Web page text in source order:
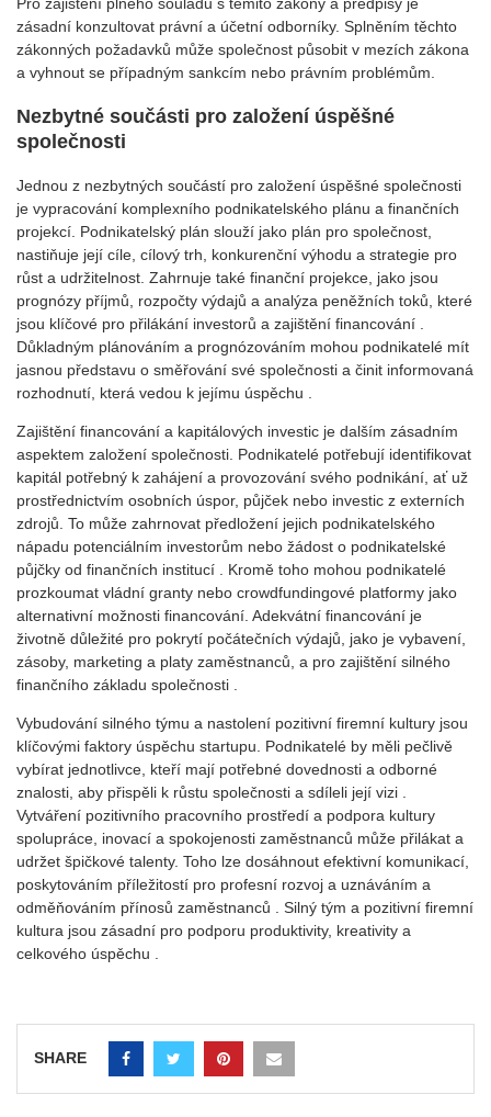
Pro zajištění plného souladu s těmito zákony a předpisy je
zásadní konzultovat právní a účetní odborníky. Splněním těchto
zákonných požadavků může společnost působit v mezích zákona
a vyhnout se případným sankcím nebo právním problémům.
Nezbytné součásti pro založení úspěšné
společnosti
Jednou z nezbytných součástí pro založení úspěšné společnosti
je vypracování komplexního podnikatelského plánu a finančních
projekcí. Podnikatelský plán slouží jako plán pro společnost,
nastiňuje její cíle, cílový trh, konkurenční výhodu a strategie pro
růst a udržitelnost. Zahrnuje také finanční projekce, jako jsou
prognózy příjmů, rozpočty výdajů a analýza peněžních toků, které
jsou klíčové pro přilákání investorů a zajištění financování .
Důkladným plánováním a prognózováním mohou podnikatelé mít
jasnou představu o směřování své společnosti a činit informovaná
rozhodnutí, která vedou k jejímu úspěchu .
Zajištění financování a kapitálových investic je dalším zásadním
aspektem založení společnosti. Podnikatelé potřebují identifikovat
kapitál potřebný k zahájení a provozování svého podnikání, ať už
prostřednictvím osobních úspor, půjček nebo investic z externích
zdrojů. To může zahrnovat předložení jejich podnikatelského
nápadu potenciálním investorům nebo žádost o podnikatelské
půjčky od finančních institucí . Kromě toho mohou podnikatelé
prozkoumat vládní granty nebo crowdfundingové platformy jako
alternativní možnosti financování. Adekvátní financování je
životně důležité pro pokrytí počátečních výdajů, jako je vybavení,
zásoby, marketing a platy zaměstnanců, a pro zajištění silného
finančního základu společnosti .
Vybudování silného týmu a nastolení pozitivní firemní kultury jsou
klíčovými faktory úspěchu startupu. Podnikatelé by měli pečlivě
vybírat jednotlivce, kteří mají potřebné dovednosti a odborné
znalosti, aby přispěli k růstu společnosti a sdíleli její vizi .
Vytváření pozitivního pracovního prostředí a podpora kultury
spolupráce, inovací a spokojenosti zaměstnanců může přilákat a
udržet špičkové talenty. Toho lze dosáhnout efektivní komunikací,
poskytováním příležitostí pro profesní rozvoj a uznáváním a
odměňováním přínosů zaměstnanců . Silný tým a pozitivní firemní
kultura jsou zásadní pro podporu produktivity, kreativity a
celkového úspěchu .
SHARE